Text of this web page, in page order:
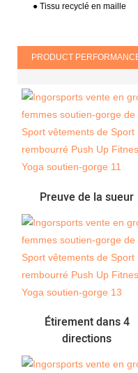
● Tissu recyclé en maille
PRODUCT
Preuve de la sueur
Étirement dans 4
directions